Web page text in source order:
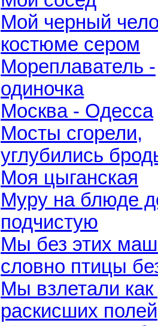
Мой черный
костюме сером
Мореплаватель -
одиночка
Москва - Одесса
Мосты сгорели,
углубились
Моя цыганская
Муру на блюде
подчистую
Мы без этих
словно птицы
Мы взлетали как
раскисших полей